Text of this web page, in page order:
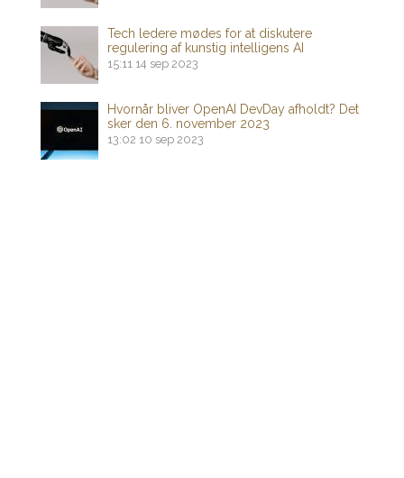
Tech ledere mødes for at diskutere
regulering af kunstig intelligens AI
15:11 14 sep 2023
Hvornår bliver OpenAI DevDay afholdt? Det
sker den 6. november 2023
13:02 10 sep 2023